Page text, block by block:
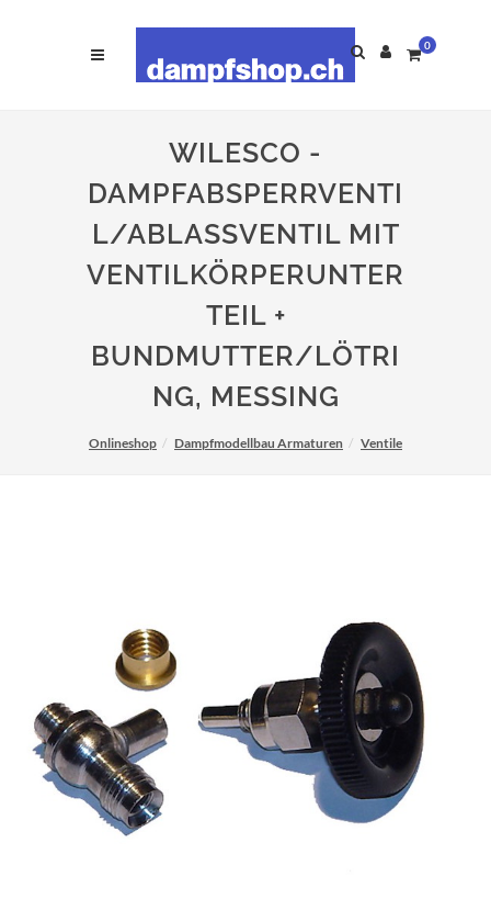
0
WILESCO -
DAMPFABSPERRVENTI
L/ABLASSVENTIL MIT
VENTILKÖRPERUNTER
TEIL +
BUNDMUTTER/LÖTRI
NG, MESSING
Onlineshop Dampfmodellbau Armaturen Ventile